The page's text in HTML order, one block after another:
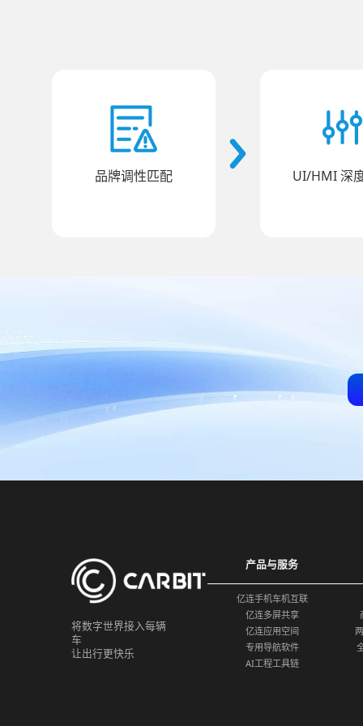
品牌调性匹配 UI/HMI 深
将数字世界接入每辆
车
让出行更快乐
产品与服务
亿连手机车机互联
亿连多屏共享
亿连应用空间
专用导航软件
AI工程工具链